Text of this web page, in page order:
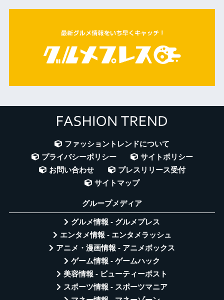
ファッショントレンドについて
プライバシーポリシー
サイトポリシー
お問い合わせ
プレスリリース受付
サイトマップ
グループメディア
グルメ情報 - グルメプレス
エンタメ情報 - エンタメラッシュ
アニメ・漫画情報 - アニメボックス
ゲーム情報 - ゲームハック
美容情報 - ビューティーポスト
スポーツ情報 - スポーツマニア